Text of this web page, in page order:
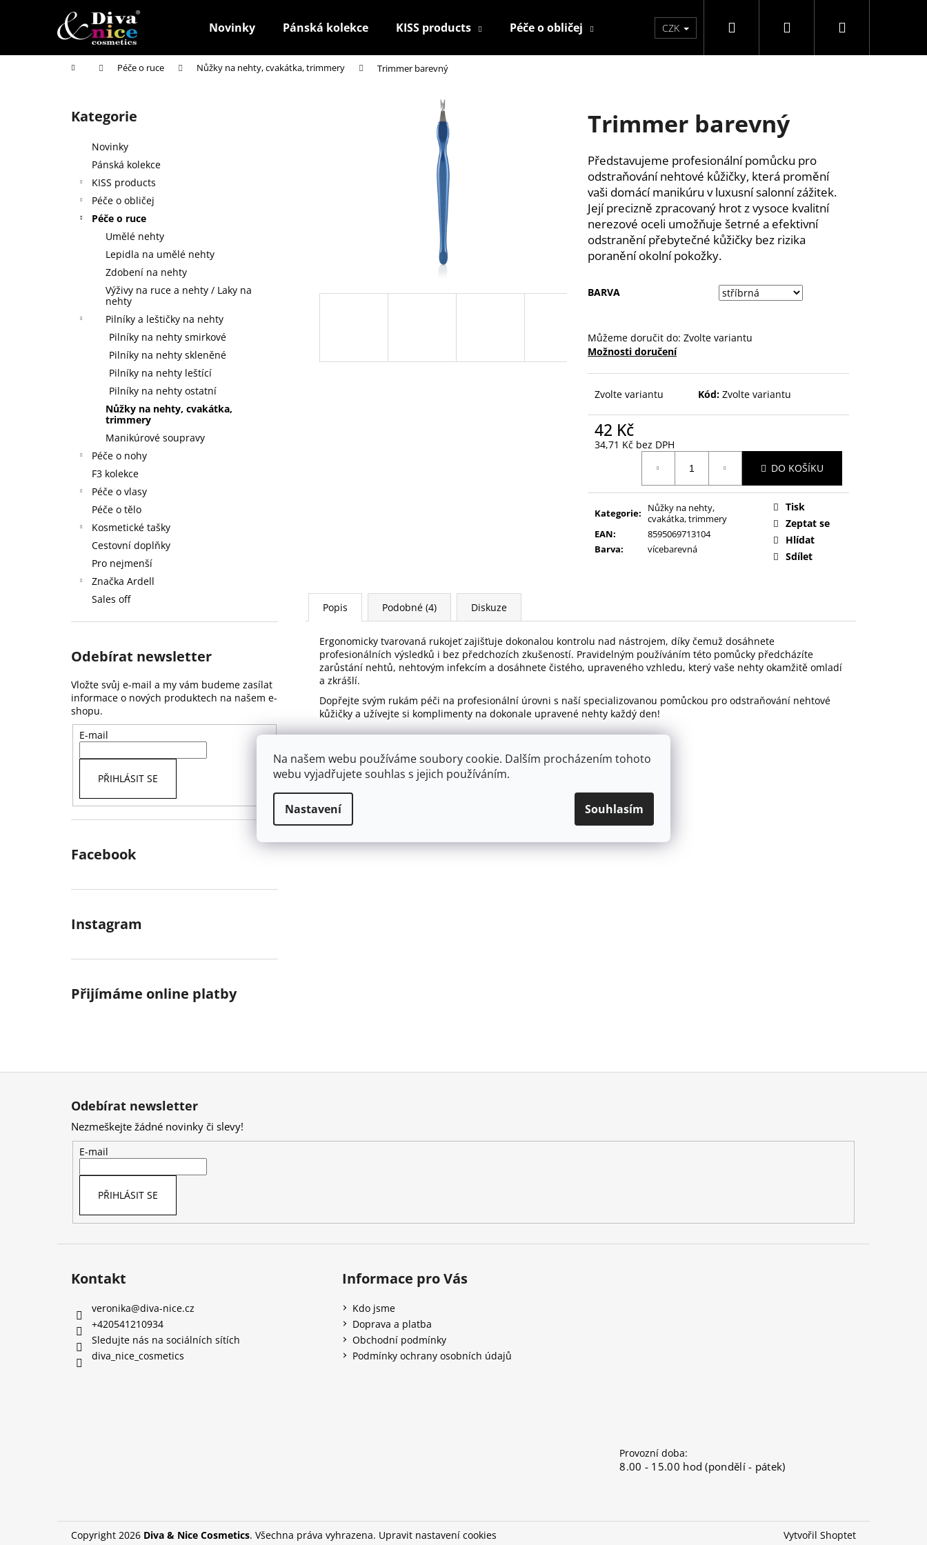
Na našem webu používáme soubory cookie. Dalším procházením tohoto
webu vyjadřujete souhlas s jejich používáním.
Nastavení Souhlasím
Novinky Pánská kolekce KISS products Péče o obličej Péče o ruce Péče o nohy F3 kolekce
CZK Hledat PřihlášeníNákupní
Domů Péče o ruce Nůžky na nehty, cvakátka, trimmery Trimmer barevný
Přeskočit
kategorie
Kategorie
Novinky
Pánská kolekce
KISS products
Péče o obličej
Péče o ruce
Umělé nehty
Lepidla na umělé nehty
Zdobení na nehty
Výživy na ruce a nehty / Laky na
nehty
Pilníky a leštičky na nehty
Pilníky na nehty smirkové
Pilníky na nehty skleněné
Pilníky na nehty leštící
Pilníky na nehty ostatní
Nůžky na nehty, cvakátka,
trimmery
Manikúrové soupravy
Péče o nohy
F3 kolekce
Péče o vlasy
Péče o tělo
Kosmetické tašky
Cestovní doplňky
Pro nejmenší
Značka Ardell
Sales off
Odebírat newsletter
Vložte svůj e-mail a my vám budeme zasílat
informace o nových produktech na našem e-
shopu.
E-mail
PŘIHLÁSIT SE
Facebook
Instagram
Přijímáme online platby
Trimmer barevný
Představujeme profesionální pomůcku pro
odstraňování nehtové kůžičky, která promění
vaši domácí manikúru v luxusní salonní zážitek.
Její precizně zpracovaný hrot z vysoce kvalitní
nerezové oceli umožňuje šetrné a efektivní
odstranění přebytečné kůžičky bez rizika
poranění okolní pokožky.
BARVA
Můžeme doručit do: Zvolte variantu
Možnosti doručení
Zvolte variantu Kód: Zvolte variantu
42 Kč
34,71 Kč bez DPH
DO KOŠÍKU
Kategorie:
Nůžky na nehty,
cvakátka, trimmery
EAN:
8595069713104
Barva: vícebarevná
Tisk
Zeptat se
Hlídat
Sdílet
Popis Podobné (4) Diskuze
Ergonomicky tvarovaná rukojeť zajišťuje dokonalou kontrolu nad nástrojem, díky čemuž dosáhnete
profesionálních výsledků i bez předchozích zkušeností. Pravidelným používáním této pomůcky předcházíte
zarůstání nehtů, nehtovým infekcím a dosáhnete čistého, upraveného vzhledu, který vaše nehty okamžitě omladí
a zkrášlí.
Dopřejte svým rukám péči na profesionální úrovni s naší specializovanou pomůckou pro odstraňování nehtové
kůžičky a užívejte si komplimenty na dokonale upravené nehty každý den!
í
Zpět
do
Zpět
do
Co potřebujete najít?
Doporučujeme
HOUBIČKA NA MAKE-UP, KULATÁ
59 Kč
KONTUROVACÍ TUŽKA NA OČI NALEPOVACÍ ŘASY SAMOLEPÍCÍ WISPY
Odebírat newsletter
Nezmeškejte žádné novinky či slevy!
E-mail
PŘIHLÁSIT SE
Kontakt
veronika@diva-nice.cz
+420541210934
Sledujte nás na sociálních sítích
diva_nice_cosmetics
Informace pro Vás
Kdo jsme
Doprava a platba
Obchodní podmínky
Podmínky ochrany osobních údajů
Provozní doba:
8.00 - 15.00 hod (pondělí - pátek)
Vytvořil Shoptet
Copyright 2026 Diva & Nice Cosmetics. Všechna práva vyhrazena. Upravit nastavení cookies